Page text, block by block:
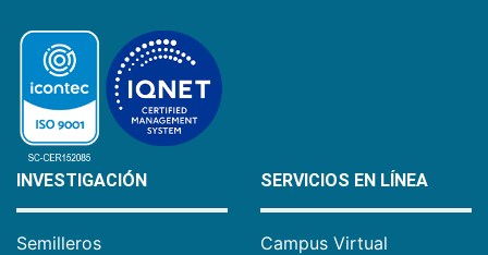
INVESTIGACIÓN
Semilleros
SERVICIOS EN LÍNEA
Campus Virtual